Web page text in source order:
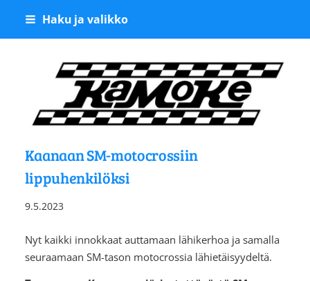
Siirry
Haku ja valikko
Kangasalan
Kaanaan SM-motocrossiin
lippuhenkilöksi
9.5.2023
Nyt kaikki innokkaat auttamaan lähikerhoa ja samalla
seuraamaan SM-tason motocrossia lähietäisyydeltä.